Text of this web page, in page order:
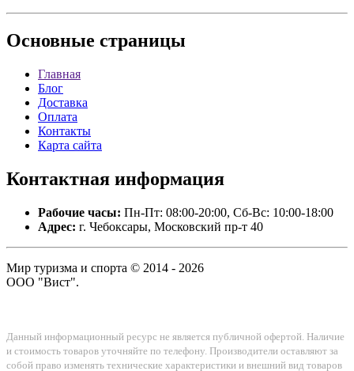
Основные страницы
Главная
Блог
Доставка
Оплата
Контакты
Карта сайта
Контактная информация
Рабочие часы: Пн-Пт: 08:00-20:00, Сб-Вс: 10:00-18:00
Адрес: г. Чебоксары, Московский пр-т 40
Мир туризма и спорта © 2014 - 2026
ООО "Вист".
Данный информационный ресурс не является публичной офертой. Наличие
и стоимость товаров уточняйте по телефону. Производители оставляют за
собой право изменять технические характеристики и внешний вид товаров